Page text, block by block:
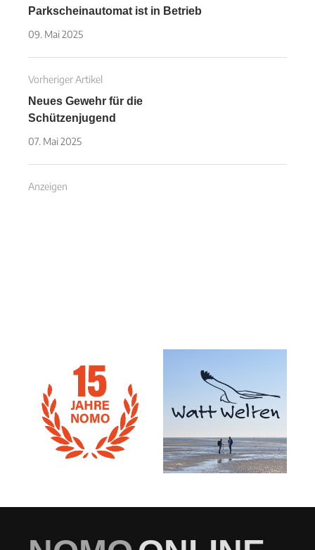
Parkscheinautomat ist in Betrieb
09. Mai 2025
Vorheriger Artikel
Neues Gewehr für die
Schützenjugend
07. Mai 2025
Anzeigen